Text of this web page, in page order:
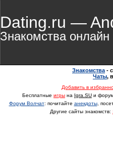
Dating.ru —
Знакомства онлайн
Знакомства -
Чаты,
Добавить в
Бесплатные игры на Igra.SU и
Форум Волчат: почитайте анекдоты,
Другие сайты знакомств: